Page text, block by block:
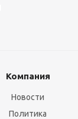
Компания
Новости
Политика